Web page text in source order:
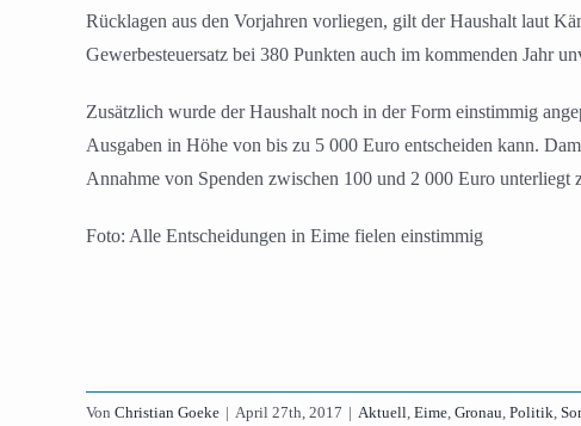
Rücklagen aus den Vorjahren vorliegen, gilt der Haushalt laut
Gewerbesteuersatz bei 380 Punkten auch im kommenden Jahr
Zusätzlich wurde der Haushalt noch in der Form einstimmig
Ausgaben in Höhe von bis zu 5 000 Euro entscheiden kann.
Annahme von Spenden zwischen 100 und 2 000 Euro unterliegt
Foto: Alle Entscheidungen in Eime fielen einstimmig
Von Christian Goeke | April 27th, 2017 | Aktuell, Eime, Gronau, Politik,